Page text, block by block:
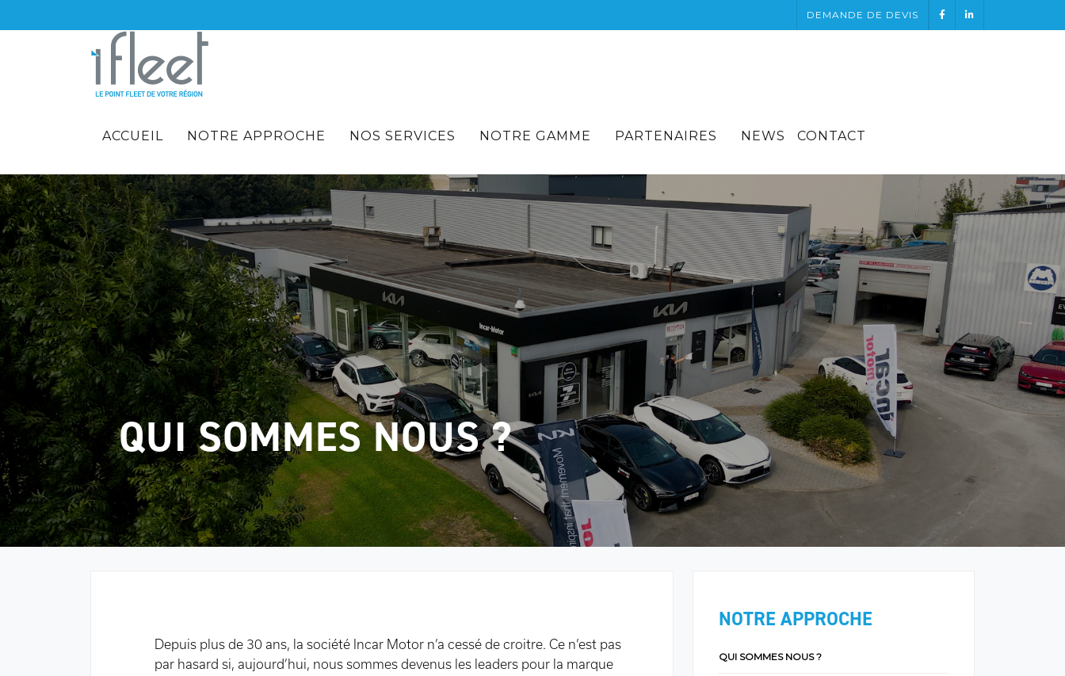
DEMANDE DE DEVIS
ACCUEIL NOTRE APPROCHE NOS SERVICES NOTRE GAMME PARTENAIRES NEWS CONTACT
QUI SOMMES NOUS ?
Depuis plus de 30 ans, la société Incar Motor n’a cessé de croitre. Ce n’est pas
par hasard si, aujourd’hui, nous sommes devenus les leaders pour la marque
NOTRE APPROCHE
QUI SOMMES NOUS ?